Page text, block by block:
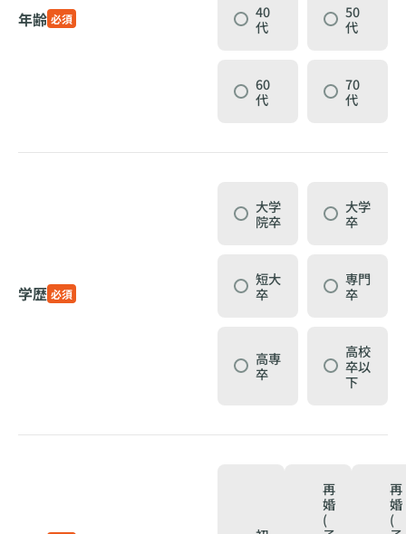
年齢 必須
40
代
50
代
60
代
70
代
学歴 必須
大学
院卒
大学
卒
短大
卒
専門
卒
高専
卒
高校
卒以
下
再
婚
(
再
婚
(